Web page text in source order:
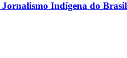
Indígena do Brasil